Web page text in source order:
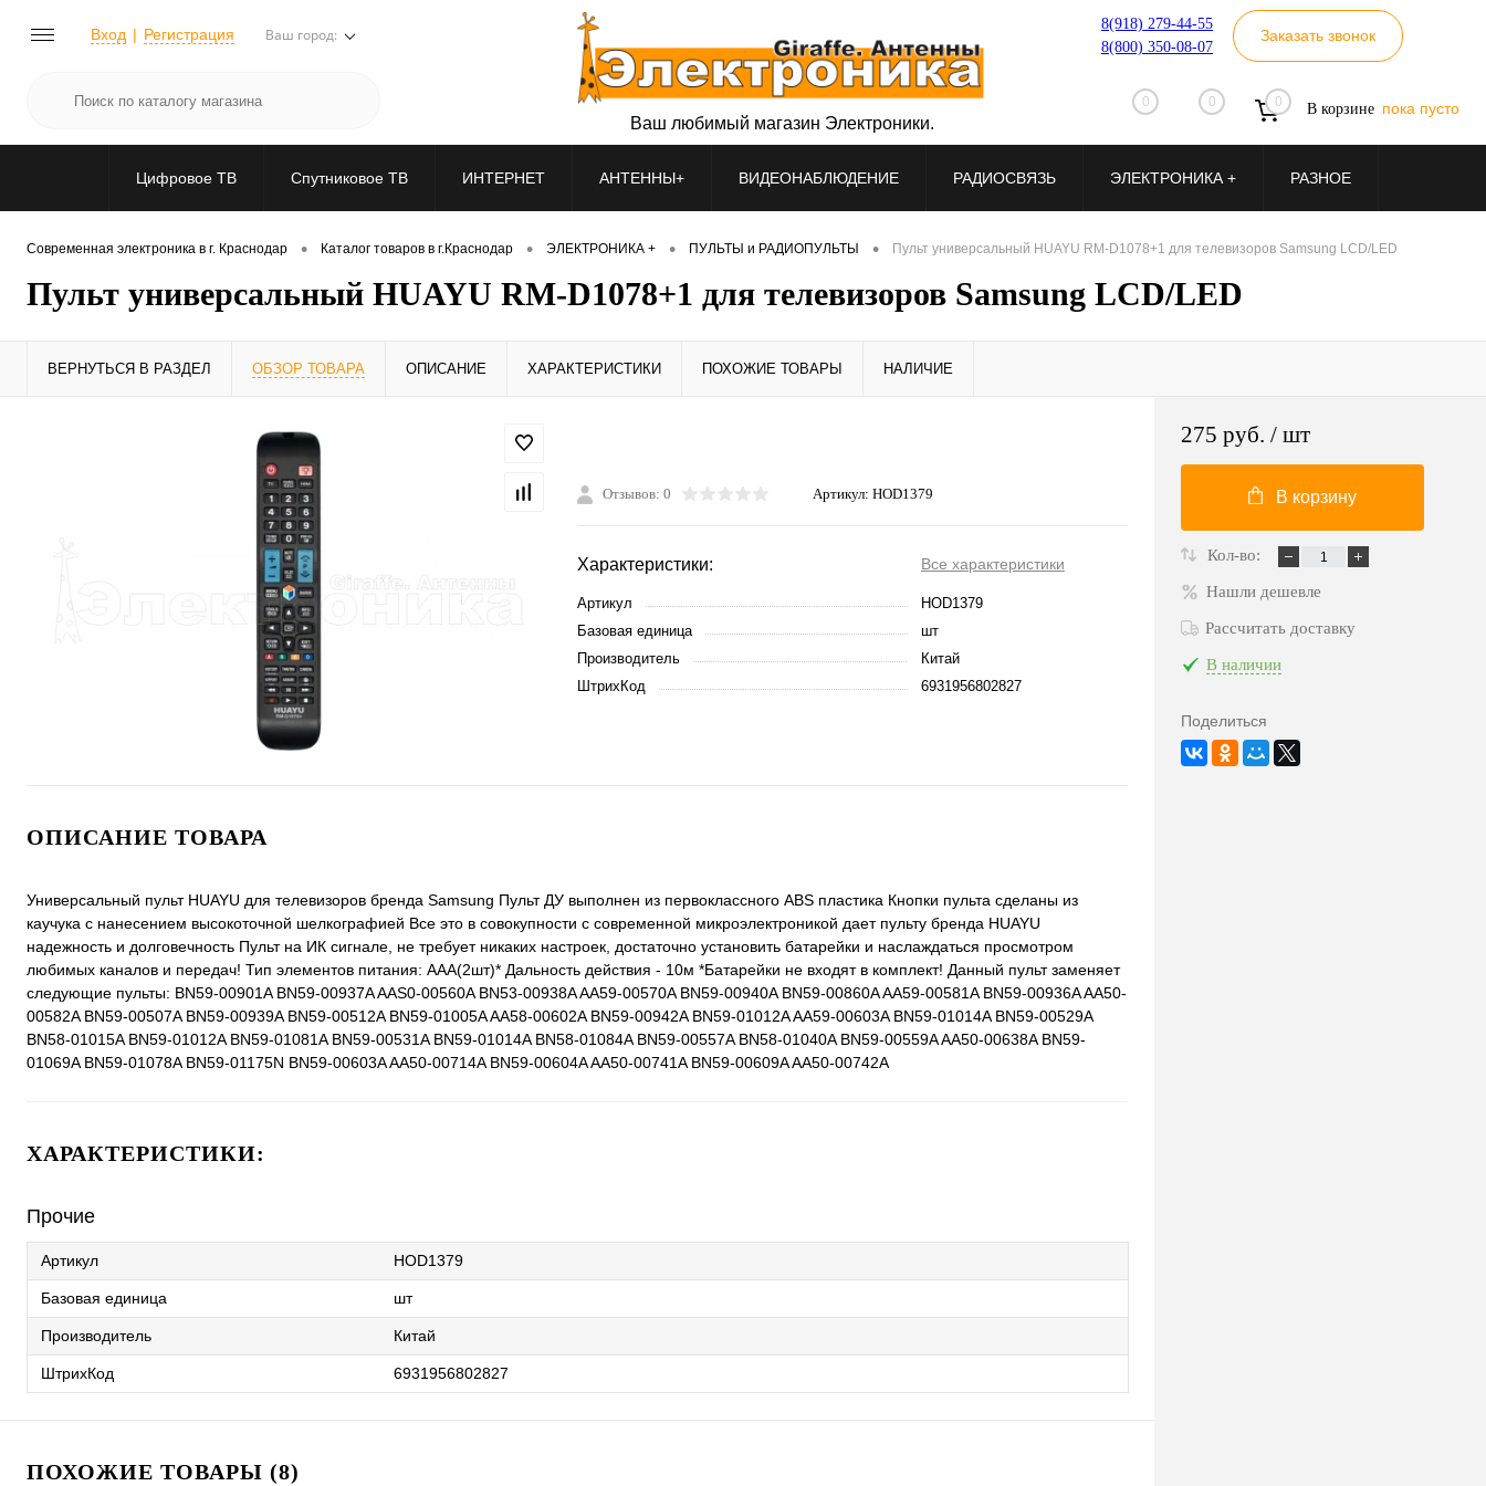
Вход Регистрация Ваш город:
8(918) 279-44-55
8(800) 350-08-07
Заказать звонок
0 0 0 В корзине пока пусто
Ваш любимый магазин Электроники.
Цифровое ТВ Спутниковое ТВ ИНТЕРНЕТ АНТЕННЫ+ ВИДЕОНАБЛЮДЕНИЕ РАДИОСВЯЗЬ ЭЛЕКТРОНИКА + РАЗНОЕ
Современная электроника в г. Краснодар • Каталог товаров в г.Краснодар • ЭЛЕКТРОНИКА + • ПУЛЬТЫ и РАДИОПУЛЬТЫ • Пульт универсальный HUAYU RM-D1078+1 для телевизоров Samsung LCD/LED
Пульт универсальный HUAYU RM-D1078+1 для телевизоров Samsung LCD/LED
ВЕРНУТЬСЯ В РАЗДЕЛ ОБЗОР ТОВАРА ОПИСАНИЕ ХАРАКТЕРИСТИКИ ПОХОЖИЕ ТОВАРЫ НАЛИЧИЕ
Отзывов: 0 Артикул: HOD1379
Характеристики: Все характеристики
Артикул
HOD1379
Базовая единица
шт
Производитель
Китай
ШтрихКод
6931956802827
ОПИСАНИЕ ТОВАРА
Универсальный пульт HUAYU для телевизоров бренда Samsung Пульт ДУ выполнен из первоклассного ABS пластика Кнопки пульта сделаны из
каучука с нанесением высокоточной шелкографией Все это в совокупности с современной микроэлектроникой дает пульту бренда HUAYU
надежность и долговечность Пульт на ИК сигнале, не требует никаких настроек, достаточно установить батарейки и наслаждаться просмотром
любимых каналов и передач! Тип элементов питания: ААА(2шт)* Дальность действия - 10м *Батарейки не входят в комплект! Данный пульт заменяет
следующие пульты: BN59-00901A BN59-00937A AAS0-00560A BN53-00938A AA59-00570A BN59-00940A BN59-00860A AA59-00581A BN59-00936A AA50-
00582A BN59-00507A BN59-00939A BN59-00512A BN59-01005A AA58-00602A BN59-00942A BN59-01012A AA59-00603A BN59-01014A BN59-00529A
BN58-01015A BN59-01012A BN59-01081A BN59-00531A BN59-01014A BN58-01084A BN59-00557A BN58-01040A BN59-00559A AA50-00638A BN59-
01069A BN59-01078A BN59-01175N BN59-00603A AA50-00714A BN59-00604A AA50-00741A BN59-00609A AA50-00742A
ХАРАКТЕРИСТИКИ:
Прочие
Артикул HOD1379
Базовая единица шт
Производитель Китай
ШтрихКод 6931956802827
ПОХОЖИЕ ТОВАРЫ (8)
275 руб. / шт
В корзину
Кол-во:
Нашли дешевле
Рассчитать доставку
В наличии
Поделиться